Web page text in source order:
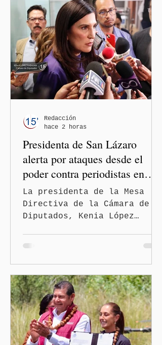
Presidenta de San Lázaro
alerta por ataques desde el
poder contra periodistas en
México
La presidenta de la Mesa
Directiva de la Cámara de
Diputados, Kenia López
normalicen las
descalificaciones, amenazas
y mecanismos de presión
contra periodistas, al
señalar que la libertad de
expresión puede debilitarse
de manera gradual hasta
Redacción
hace 2 horas